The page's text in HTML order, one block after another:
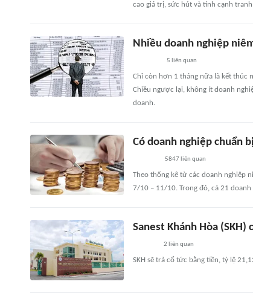
cao giá trị, sức hút và tính cạnh
Nhiều doanh nghiệp
5 liên quan
Chỉ còn hơn 1 tháng nữa là kết thúc
Chiều ngược lại, không ít doanh
doanh.
Có doanh nghiệp chuẩn
5847 liên quan
Theo thống kê từ các doanh nghiệp
7/10 – 11/10. Trong đó, cả 21
Sanest Khánh Hòa
2 liên quan
SKH sẽ trả cổ tức bằng tiền, tỷ lệ